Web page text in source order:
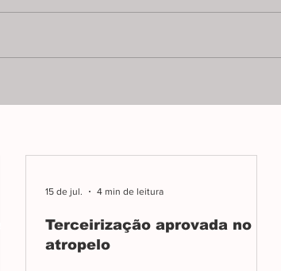
reunião, base governista aprova
emergência ignorando pedidos
Terceirização aprovada no
atropelo
15 de jul. 4 min de leitura